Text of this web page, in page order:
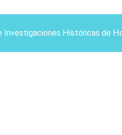
Investigaciones Históricas de